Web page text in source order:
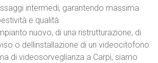
intermedi, garantendo massima
e qualità.
nuovo, di una ristrutturazione, di
o dellinstallazione di un videocitofono
di videosorveglianza a Carpi, siamo